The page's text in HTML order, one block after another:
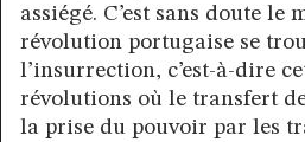
assiégé. C’est sans doute le
révolution portugaise se
l’insurrection, c’est-à-dire
révolutions où le transfert
la prise du pouvoir par les